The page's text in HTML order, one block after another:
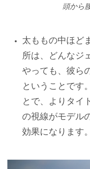
頭から
太ももの中ほど
所は、どんなジ
やっても、彼ら
ということです
とで、よりタイ
の視線がモデル
効果になります。